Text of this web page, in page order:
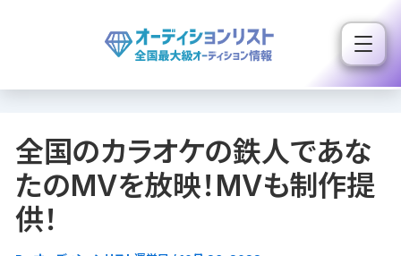
ス
全国のカラオケの鉄人であな
たのMVを放映！MVも制作提
供！